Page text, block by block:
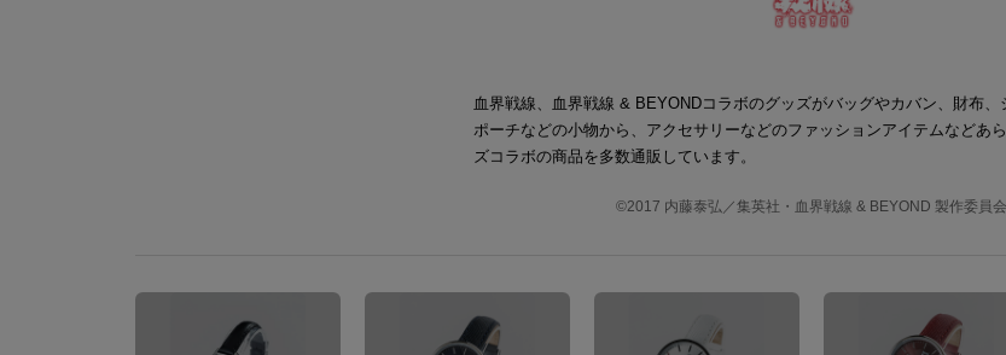
血界戦線、血界戦線 & BEYONDコラボのグッズがバッグやカバン、財布、
ポーチなどの小物から、アクセサリーなどのファッションアイテムなどあ
ズコラボの商品を多数通販しています。
©2017 内藤泰弘／集英社・血界戦線 & BEYOND 製作委員会